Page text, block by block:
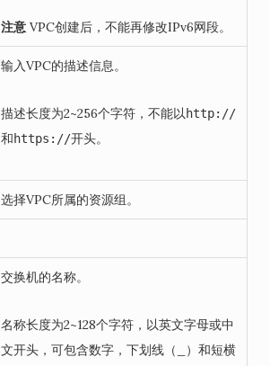
注意 VPC创建后，不能再修改IPv6网段。
输入VPC的描述信息。
描述长度为2~256个字符，不能以http://
和https://开头。
选择VPC所属的资源组。
交换机的名称。
名称长度为2~128个字符，以英文字母或中
文开头，可包含数字，下划线（_）和短横